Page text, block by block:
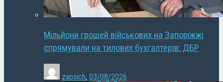
Мільйони грошей військових на Запоріжжі
спрямували на тилових бухгалтерів: ДБР
zapsich, 03/08/2026